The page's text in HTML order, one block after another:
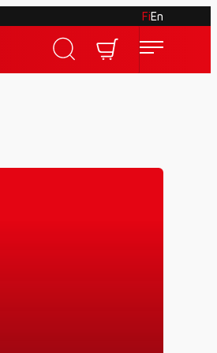
FiEn